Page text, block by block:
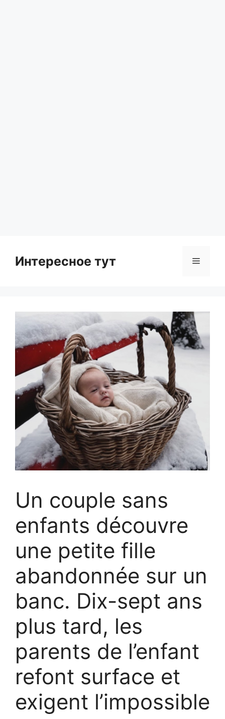
Интересное тут Menu
Un couple sans
enfants découvre
une petite fille
abandonnée sur un
banc. Dix-sept ans
plus tard, les
parents de l’enfant
refont surface et
exigent l’impossible